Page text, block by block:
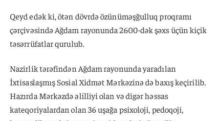
Qeyd edək ki, ötən dövrdə özünüməşğulluq proqramı
çərçivəsində Ağdam rayonunda 2600-dək şəxs üçün kiçik
təsərrüfatlar qurulub.
Nazirlik tərəfindən Ağdam rayonunda yaradılan
İxtisaslaşmış Sosial Xidmət Mərkəzinə də baxış keçirilib.
Hazırda Mərkəzdə əlilliyi olan və digər həssas
kateqoriyalardan olan 36 uşağa psixoloji, pedoqoji,